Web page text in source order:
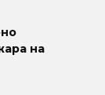
на